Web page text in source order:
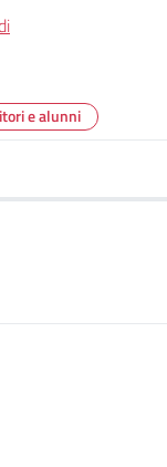
e alunni